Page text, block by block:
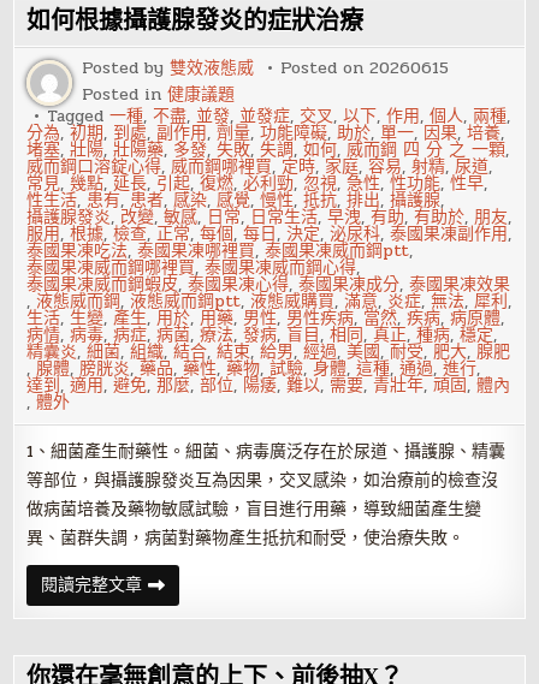
雞
蛋
如何根據攝護腺發炎的症狀治療
Posted by雙效液態威 Posted on20260615
Posted in健康議題
Tagged一種,不盡,並發,並發症, 交叉,以下,作用,個人, 兩種,
分為,初期, 到處,副作用,劑量,功能障礙,助於,單一, 因果,培養,
堵塞,壯陽,壯陽藥, 多發,失敗,失調,如何,威而鋼 四 分 之 一顆,
威而鋼口溶錠心得,威而鋼哪裡買, 定時, 家庭,容易,射精,尿道,
常見,幾點,延長, 引起,復燃,必利勁,忽視,急性,性功能,性早,
性生活, 患有, 患者,感染,感覺,慢性,抵抗,排出,攝護腺,
攝護腺發炎, 改變,敏感, 日常, 日常生活,早洩,有助,有助於,朋友,
服用,根據,檢查,正常,每個,每日,決定,泌尿科,泰國果凍副作用,
泰國果凍吃法,泰國果凍哪裡買,泰國果凍威而鋼ptt,
泰國果凍威而鋼哪裡買,泰國果凍威而鋼心得,
泰國果凍威而鋼蝦皮,泰國果凍心得,泰國果凍成分,泰國果凍效果
,液態威而鋼,液態威而鋼ptt,液態威購買,滿意, 炎症,無法,犀利,
生活,生變,產生,用於, 用藥, 男性, 男性疾病, 當然,疾病,病原體,
病情,病毒,病症,病菌,療法,發病,盲目,相同,真正,種病,穩定,
精囊炎,細菌,組織,結合,結束,給男,經過,美國,耐受,肥大,腺肥
,腺體,膀胱炎,藥品,藥性,藥物,試驗,身體,這種,通過,進行,
達到,適用,避免,那麼,部位, 陽痿,難以, 需要,青壯年,頑固,體內
,體外
1、細菌產生耐藥性。細菌、病毒廣泛存在於尿道、攝護腺、精囊
等部位，與攝護腺發炎互為因果，交叉感染，如治療前的檢查沒
做病菌培養及藥物敏感試驗，盲目進行用藥，導致細菌產生變
異、菌群失調，病菌對藥物產生抵抗和耐受，使治療失敗。
閱讀完整文章如
何
根
攝
護